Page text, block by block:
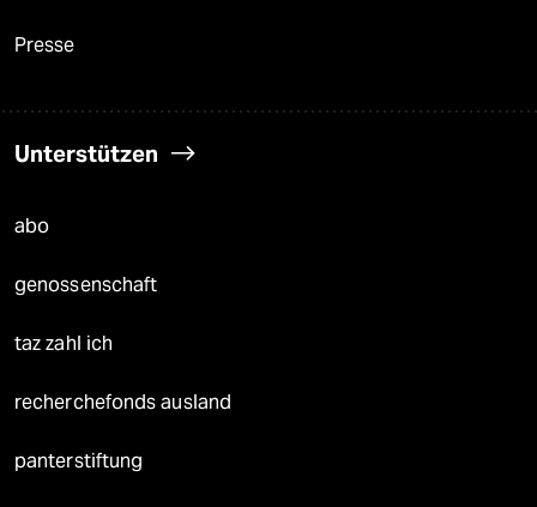
Presse
Unterstützen
abo
genossenschaft
taz zahl ich
recherchefonds ausland
panterstiftung